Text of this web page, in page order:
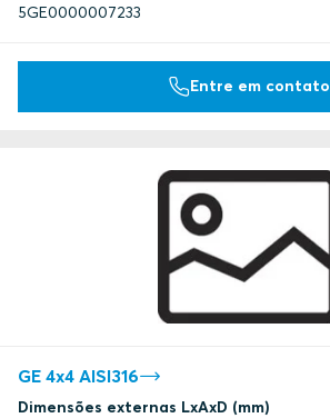
5GE0000007233
Entre em contato
GE 4x4 AISI316
Dimensões externas LxAxD (mm)